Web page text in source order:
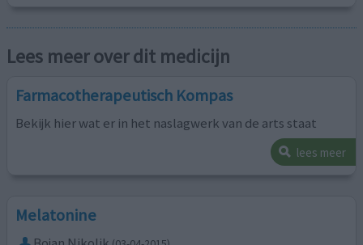
Lees meer over dit medicijn
Farmacotherapeutisch Kompas
Bekijk hier wat er in het naslagwerk van de arts staat
lees meer
Melatonine